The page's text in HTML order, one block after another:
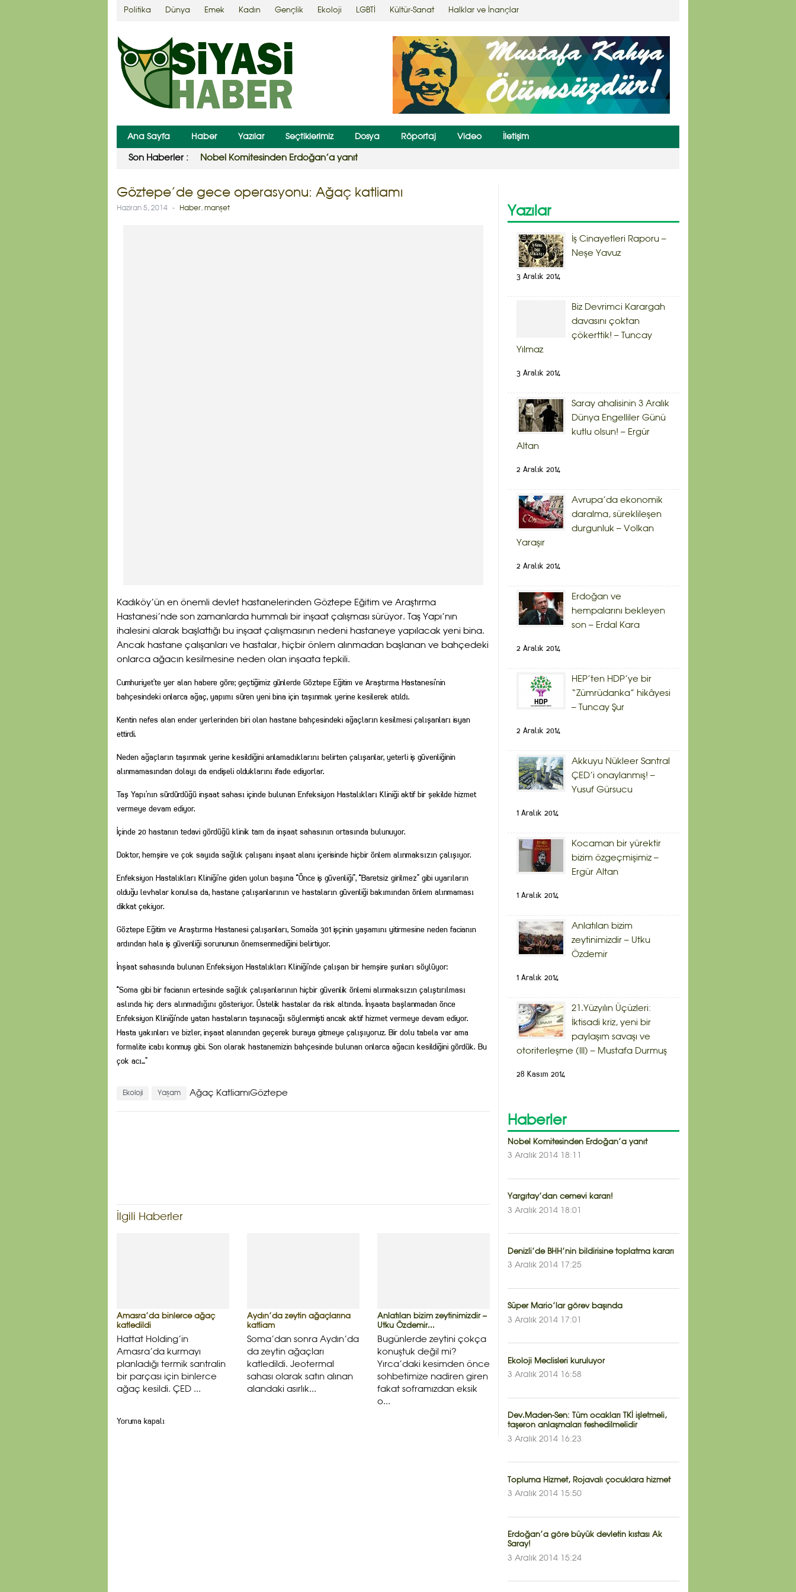
Politika Dünya Emek Kadın Gençlik Ekoloji LGBTİ Kültür-Sanat Halklar ve İnançlar
Ana Sayfa Haber Yazılar Seçtiklerimiz Dosya Röportaj Video İletişim
Son Haberler : Yargıtay’dan cemevi kararı!
Göztepe’de gece operasyonu: Ağaç katliamı
Haziran 5, 2014 - Haber, manşet
Kadıköy’ün en önemli devlet hastanelerinden Göztepe Eğitim ve Araştırma
Hastanesi’nde son zamanlarda hummalı bir inşaat çalışması sürüyor. Taş Yapı’nın
ihalesini alarak başlattığı bu inşaat çalışmasının nedeni hastaneye yapılacak yeni bina.
Ancak hastane çalışanları ve hastalar, hiçbir önlem alınmadan başlanan ve bahçedeki
onlarca ağacın kesilmesine neden olan inşaata tepkili.
Cumhuriyet’te yer alan habere göre; geçtiğimiz günlerde Göztepe Eğitim ve Araştırma Hastanesi’nin
bahçesindeki onlarca ağaç, yapımı süren yeni bina için taşınmak yerine kesilerek atıldı.
Kentin nefes alan ender yerlerinden biri olan hastane bahçesindeki ağaçların kesilmesi çalışanları isyan
ettirdi.
Neden ağaçların taşınmak yerine kesildiğini anlamadıklarını belirten çalışanlar, yeterli iş güvenliğinin
alınmamasından dolayı da endişeli olduklarını ifade ediyorlar.
Taş Yapı’nın sürdürdüğü inşaat sahası içinde bulunan Enfeksiyon Hastalıkları Kliniği aktif bir şekilde hizmet
vermeye devam ediyor.
İçinde 20 hastanın tedavi gördüğü klinik tam da inşaat sahasının ortasında bulunuyor.
Doktor, hemşire ve çok sayıda sağlık çalışanı inşaat alanı içerisinde hiçbir önlem alınmaksızın çalışıyor.
Enfeksiyon Hastalıkları Kliniği’ne giden yolun başına “Önce iş güvenliği”, “Baretsiz girilmez” gibi uyarıların
olduğu levhalar konulsa da, hastane çalışanlarının ve hastaların güvenliği bakımından önlem alınmaması
dikkat çekiyor.
Göztepe Eğitim ve Araştırma Hastanesi çalışanları, Soma’da 301 işçinin yaşamını yitirmesine neden facianın
ardından hala iş güvenliği sorununun önemsenmediğini belirtiyor.
İnşaat sahasında bulunan Enfeksiyon Hastalıkları Kliniği’nde çalışan bir hemşire şunları söylüyor:
“Soma gibi bir facianın ertesinde sağlık çalışanlarının hiçbir güvenlik önlemi alınmaksızın çalıştırılması
aslında hiç ders alınmadığını gösteriyor. Üstelik hastalar da risk altında. İnşaata başlanmadan önce
Enfeksiyon Kliniği’nde yatan hastaların taşınacağı söylenmişti ancak aktif hizmet vermeye devam ediyor.
Hasta yakınları ve bizler, inşaat alanından geçerek buraya gitmeye çalışıyoruz. Bir dolu tabela var ama
formalite icabı konmuş gibi. Son olarak hastanemizin bahçesinde bulunan onlarca ağacın kesildiğini gördük. Bu
çok acı…”
Ağaç Katliamı
Ekoloji Göztepe
Yaşam
İlgili Haberler
Amasra’da binlerce ağaç
katledildi
Hattat Holding’in
Amasra’da kurmayı
planladığı termik santralin
bir parçası için binlerce
ağaç kesildi. ÇED ...
Aydın’da zeytin ağaçlarına
katliam
Soma’dan sonra Aydın’da
da zeytin ağaçları
katledildi. Jeotermal
sahası olarak satın alınan
alandaki asırlık...
Anlatılan bizim zeytinimizdir –
Utku Özdemir...
Bugünlerde zeytini çokça
konuştuk değil mi?
Yırca’daki kesimden önce
sohbetimize nadiren giren
fakat soframızdan eksik
o...
Yoruma kapalı
Yazılar
İş Cinayetleri Raporu –
Neşe Yavuz
3 Aralık 2014
Biz Devrimci Karargah
davasını çoktan
çökerttik! – Tuncay
Yılmaz
3 Aralık 2014
Saray ahalisinin 3 Aralık
Dünya Engelliler Günü
kutlu olsun! – Ergür
Altan
2 Aralık 2014
Avrupa’da ekonomik
daralma, süreklileşen
durgunluk – Volkan
Yaraşır
2 Aralık 2014
Erdoğan ve
hempalarını bekleyen
son – Erdal Kara
2 Aralık 2014
HEP’ten HDP’ye bir
“Zümrüdanka” hikâyesi
– Tuncay Şur
2 Aralık 2014
Akkuyu Nükleer Santral
ÇED’i onaylanmış! –
Yusuf Gürsucu
1 Aralık 2014
Kocaman bir yürektir
bizim özgeçmişimiz –
Ergür Altan
1 Aralık 2014
Anlatılan bizim
zeytinimizdir – Utku
Özdemir
1 Aralık 2014
21.Yüzyılın Üçüzleri:
İktisadi kriz, yeni bir
paylaşım savaşı ve
otoriterleşme (III) – Mustafa Durmuş
28 Kasım 2014
Haberler
Nobel Komitesinden Erdoğan’a yanıt
3 Aralık 2014 18:11
Yargıtay’dan cemevi kararı!
3 Aralık 2014 18:01
Denizli’de BHH’nin bildirisine toplatma kararı
3 Aralık 2014 17:25
Süper Mario’lar görev başında
3 Aralık 2014 17:01
Ekoloji Meclisleri kuruluyor
3 Aralık 2014 16:58
Dev.Maden-Sen: Tüm ocakları TKİ işletmeli,
taşeron anlaşmaları feshedilmelidir
3 Aralık 2014 16:23
Topluma Hizmet, Rojavalı çocuklara hizmet
3 Aralık 2014 15:50
Erdoğan’a göre büyük devletin kıstası Ak
Saray!
3 Aralık 2014 15:24